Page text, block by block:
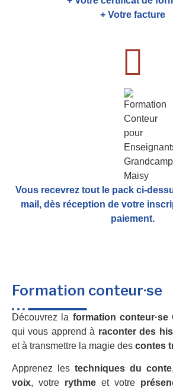
+ Votre facture
Vous recevrez tout le pack ci-
mail, dès réception de votre
paiement.
Formation conteur·se
Découvrez la formation conteur·se
qui vous apprend à raconter des
et à transmettre la magie des contes
Apprenez les techniques du conte
voix, votre rythme et votre